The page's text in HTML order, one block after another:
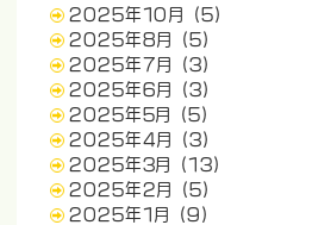
2025年10月
(5)
2025年8月
(5)
2025年7月
(3)
2025年6月
(3)
2025年5月
(5)
2025年4月
(3)
2025年3月
(13)
2025年2月
(5)
2025年1月
(9)